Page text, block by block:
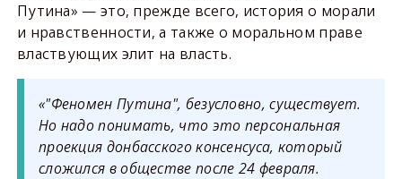
Путина» — это, прежде всего, история о морали
и нравственности, а также о моральном праве
властвующих элит на власть.
«"Феномен Путина", безусловно, существует.
Но надо понимать, что это персональная
проекция донбасского консенсуса, который
сложился в обществе после 24 февраля.